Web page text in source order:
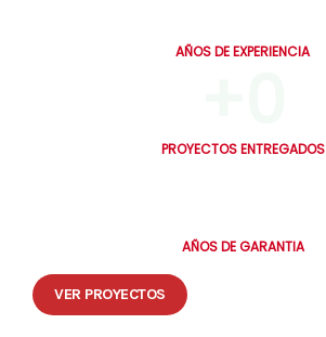
AÑOS DE EXPERIENCIA
PROYECTOS ENTREGADOS
AÑOS DE GARANTIA
VER PROYECTOS